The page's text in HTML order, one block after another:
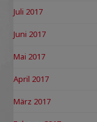
Juli 2017
Juni 2017
Mai 2017
April 2017
März 2017